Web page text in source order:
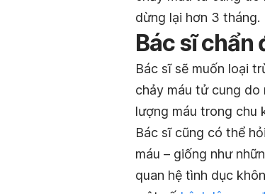
dừng lại hơn 3 tháng.
Bác sĩ chẩn
Bác sĩ sẽ muốn loại
chảy máu tử cung do
lượng máu trong chu
Bác sĩ cũng có thể
máu – giống như
quan hệ tình dục